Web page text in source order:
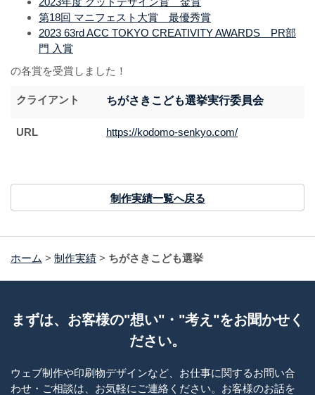
第18回 マニフェスト大賞 最優秀賞
2023 63rd ACC TOKYO CREATIVITY AWARDS PR部
門 入賞
の各賞を受賞しました！
クライアント ちがさきこども選挙実行委員会
URL https://kodomo-senkyo.com/
制作実績一覧へ戻る
ホーム > 制作実績 > ちがさきこども選挙
まずは、お客様の"想い"・"考え"をお聞かせく
ださい。
ウェブ制作や印刷物デザインなど、お仕事に関するお問い合
わせ・ご相談は、お気軽にご連絡ください。お客様のお話を